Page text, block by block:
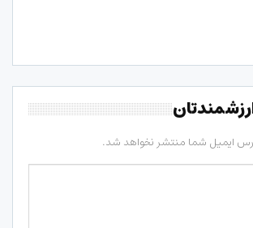
ایمیل شما منتشر نخواهد شد.